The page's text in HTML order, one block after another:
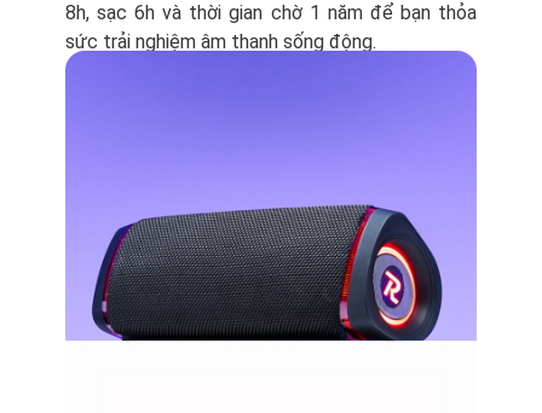
8h, sạc 6h và thời gian chờ 1 năm để bạn thỏa
sức trải nghiệm âm thanh sống động.